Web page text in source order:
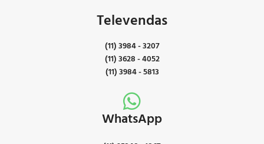
Televendas
(11) 3984 - 3207
(11) 3628 - 4052
(11) 3984 - 5813
WhatsApp